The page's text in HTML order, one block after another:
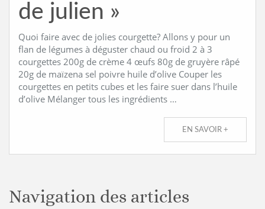
de julien »
Quoi faire avec de jolies courgette? Allons y pour un
flan de légumes à déguster chaud ou froid 2 à 3
courgettes 200g de crème 4 œufs 80g de gruyère râpé
20g de maïzena sel poivre huile d’olive Couper les
courgettes en petits cubes et les faire suer dans l’huile
d’olive Mélanger tous les ingrédients …
EN SAVOIR +
Navigation des articles